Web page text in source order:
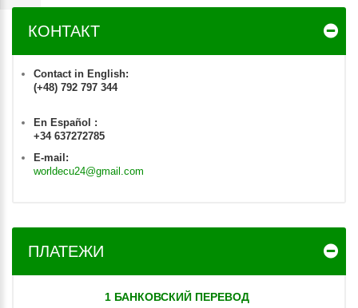
КОНТАКТ
Contact in English:
(+48) 792 797 344
En Español :
+34 637272785
E-mail:
worldecu24@gmail.com
ПЛАТЕЖИ
1 БАНКОВСКИЙ ПЕРЕВОД